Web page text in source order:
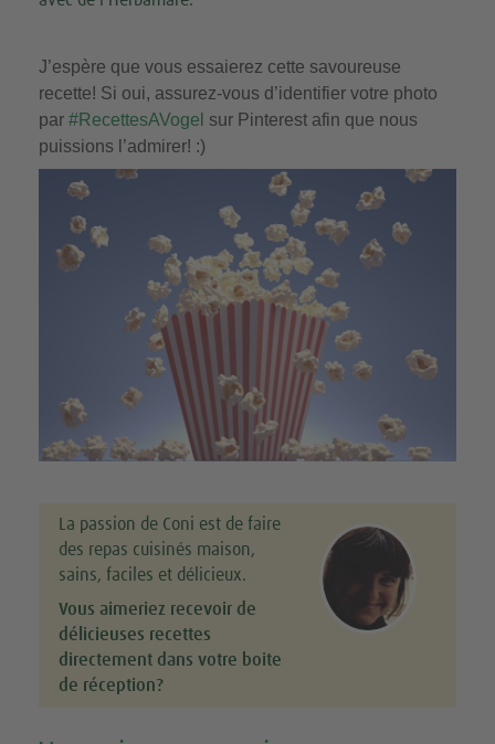
J’espère que vous essaierez cette savoureuse
recette! Si oui, assurez-vous d’identifier votre photo
par #RecettesAVogel sur Pinterest afin que nous
puissions l’admirer! :)
La passion de Coni est de faire
des repas cuisinés maison,
sains, faciles et délicieux.
Vous aimeriez recevoir de
délicieuses recettes
directement dans votre boite
de réception?